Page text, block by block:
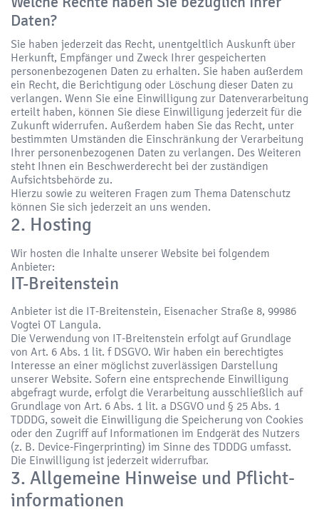
Daten?
Sie haben jederzeit das Recht, unentgeltlich Auskunft über
Herkunft, Empfänger und Zweck Ihrer gespeicherten
personenbezogenen Daten zu erhalten. Sie haben außerdem
ein Recht, die Berichtigung oder Löschung dieser Daten zu
verlangen. Wenn Sie eine Einwilligung zur Datenverarbeitung
erteilt haben, können Sie diese Einwilligung jederzeit für die
Zukunft widerrufen. Außerdem haben Sie das Recht, unter
bestimmten Umständen die Einschränkung der Verarbeitung
Ihrer personenbezogenen Daten zu verlangen. Des Weiteren
steht Ihnen ein Beschwerderecht bei der zuständigen
Aufsichtsbehörde zu.
Hierzu sowie zu weiteren Fragen zum Thema Datenschutz
können Sie sich jederzeit an uns wenden.
2. Hosting
Wir hosten die Inhalte unserer Website bei folgendem
Anbieter:
IT-Breitenstein
Anbieter ist die IT-Breitenstein, Eisenacher Straße 8, 99986
Vogtei OT Langula.
Die Verwendung von IT-Breitenstein erfolgt auf Grundlage
von Art. 6 Abs. 1 lit. f DSGVO. Wir haben ein berechtigtes
Interesse an einer möglichst zuverlässigen Darstellung
unserer Website. Sofern eine entsprechende Einwilligung
abgefragt wurde, erfolgt die Verarbeitung ausschließlich auf
Grundlage von Art. 6 Abs. 1 lit. a DSGVO und § 25 Abs. 1
TDDDG, soweit die Einwilligung die Speicherung von Cookies
oder den Zugriff auf Informationen im Endgerät des Nutzers
(z. B. Device-Fingerprinting) im Sinne des TDDDG umfasst.
Die Einwilligung ist jederzeit widerrufbar.
3. Allgemeine Hinweise und Pflicht­
informationen